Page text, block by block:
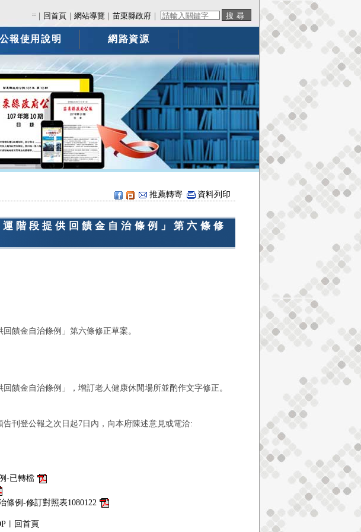
::: 回首頁 ｜網站導覽 ｜苗栗縣政府
公報使用說明 網路資源
推薦轉寄 資料列印
階段提供回饋金自治條例」第六條修
饋金自治條例」第六條修正草案。
饋金自治條例」，增訂老人健康休閒場所並酌作文字修正。
刊登公報之次日起7日內，向本府陳述意見或電洽:
-已轉檔
條例-修訂對照表1080122
︱ 回首頁